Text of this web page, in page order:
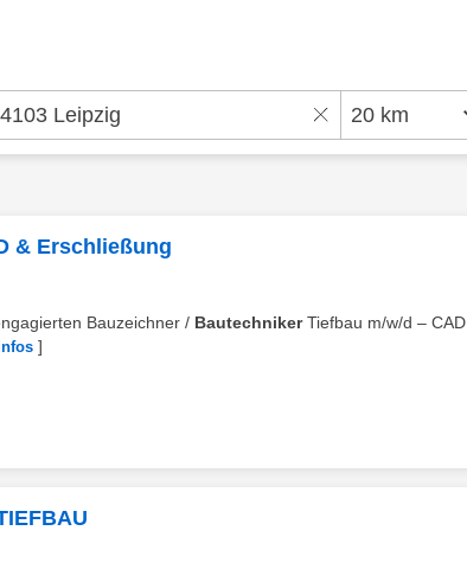
& Erschließung
Bauzeichner / BautechnikerTiefbau m⁠/⁠w⁠/⁠d – CAD
]